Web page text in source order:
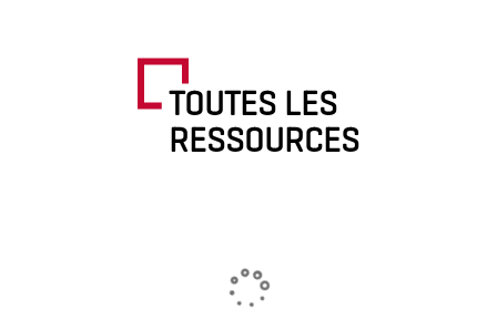
TOUTES LES
RESSOURCES